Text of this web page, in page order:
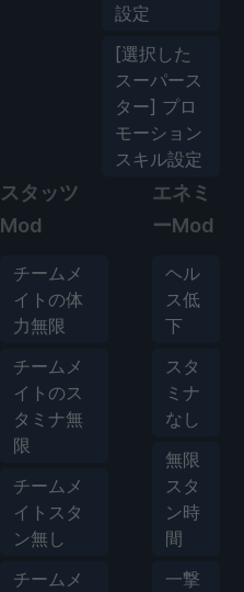
設定
[選択した
スーパース
ター] プロ
モーション
スキル設定
スタッツ
Mod
チームメ
イトの体
力無限
チームメ
イトのス
タミナ無
限
チームメ
イトスタ
ン無し
チームメ
エネミ
ーMod
ヘル
ス低
下
スタ
ミナ
なし
無限
スタ
ン時
間
一撃